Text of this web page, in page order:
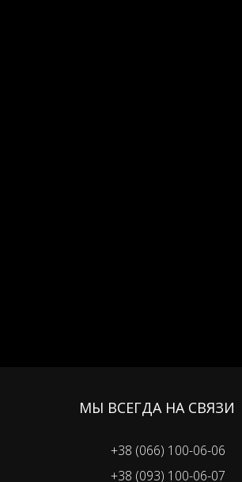
МЫ ВСЕГДА НА СВЯЗИ
+38 (066) 100-06-06
+38 (093) 100-06-07